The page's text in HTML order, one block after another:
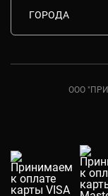
Контакты
Ремонт
ГОРОДА
Санкт-Петербург
Новосибирск
Калининград
Челябинск
ООО